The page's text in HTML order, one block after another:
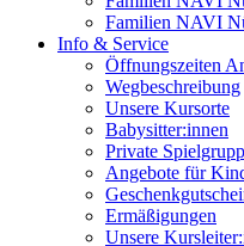
Familien NAVI
Info & Service
Öffnungszeiten
Wegbeschreibung
Unsere Kursorte
Babysitter:innen
Private
Angebote für
Ermäßigungen
Unsere